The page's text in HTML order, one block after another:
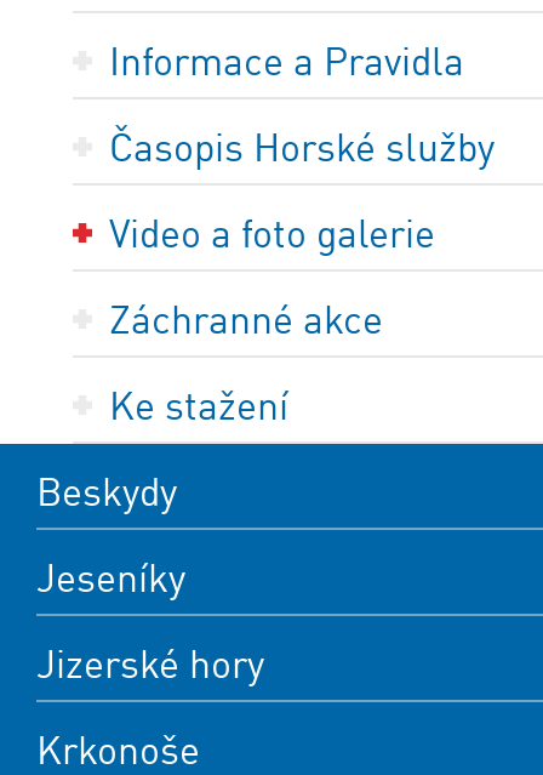
Informace a Pravidla
Časopis Horské služby
Video a foto galerie
Záchranné akce
Ke stažení
Beskydy
Jeseníky
Jizerské hory
Krkonoše